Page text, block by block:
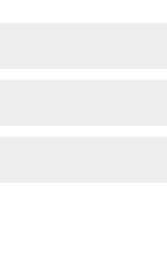
der
zwischen der